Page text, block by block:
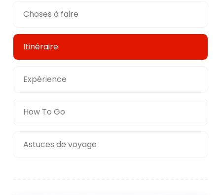
Choses à faire
Itinéraire
Expérience
How To Go
Astuces de voyage